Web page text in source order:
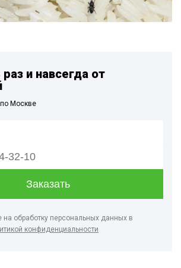
и навсегда от
Москве
на обработку персональных данных в
конфиденциальности